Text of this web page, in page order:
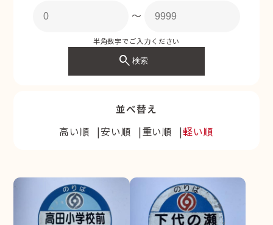
〜
半角数字でご入力ください
search検索
並べ替え
高い順
安い順 重い順 軽い順